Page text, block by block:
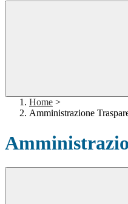
Home >
Amministrazione